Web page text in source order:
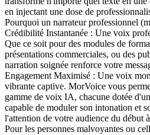
en injectant une dose de
Pourquoi un narrateur professionnel
Crédibilité Instantanée : Une voix
Que ce soit pour des modules de
présentations commerciales, ou des
narration soignée renforce votre
Engagement Maximisé : Une voix
vibrante captive. MorVoice vous
gamme de voix IA, chacune dotée
capable de moduler son intonation et
l'attention de votre audience du début
Pour les personnes malvoyantes ou